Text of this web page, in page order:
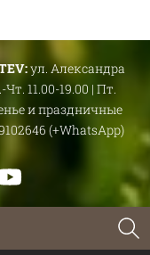
ул. Александра
11.00-19.00 | Пт.
и праздничные
(+WhatsApp)